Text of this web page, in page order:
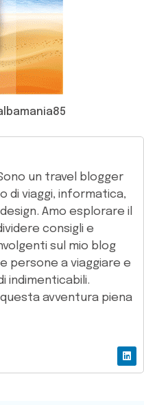
un travel blogger
di viaggi, informatica,
Amo esplorare il
consigli e
sul mio blog
persone a viaggiare e
indimenticabili.
avventura piena